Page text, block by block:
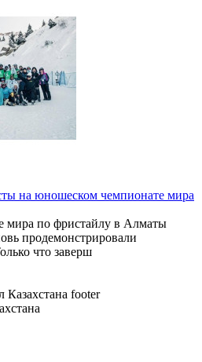
на юношеском чемпионате мира
мира по фристайлу в Алматы
продемонстрировали
что заверш